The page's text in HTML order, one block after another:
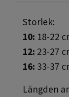
Storlek:
10: 18-22
12: 23-27
16: 33-37
Längden